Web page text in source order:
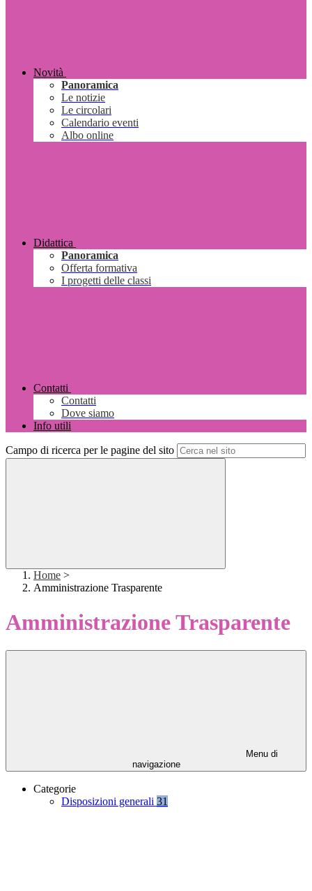
Novità
Panoramica
Le notizie
Le circolari
Calendario eventi
Albo online
Didattica
Panoramica
Offerta formativa
I progetti delle classi
Contatti
Contatti
Dove siamo
Info utili
Campo di ricerca per le pagine del sito
Home >
Amministrazione Trasparente
Amministrazione Trasparente
Menu di
navigazione
Categorie
Disposizioni generali 31